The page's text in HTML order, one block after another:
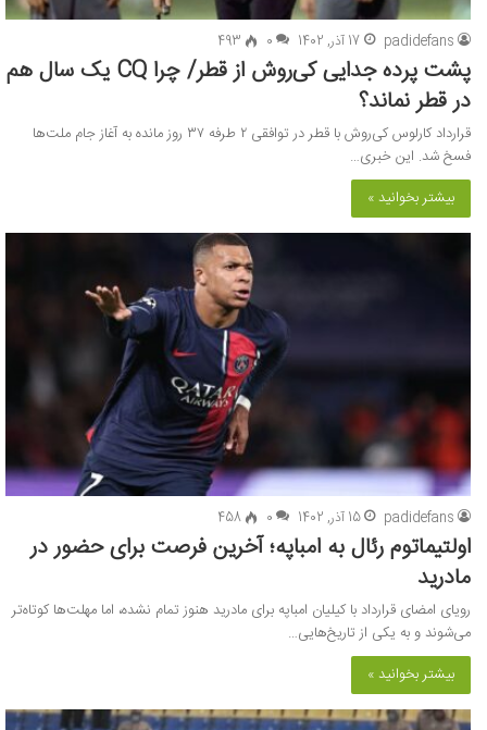
padidefans 17 آذر, 1402 0
493
پشت پرده جدایی کی‌روش از قطر/ چرا CQ یک سال هم
در قطر نماند؟
قرارداد کارلوس کی‌روش با قطر در توافقی ۲ طرفه ۳۷ روز مانده به آغاز جام ملت‌ها
فسخ شد. این خبری…
بیشتر بخوانید »
padidefans 15 آذر, 1402 0
458
اولتیماتوم رئال به امباپه؛ آخرین فرصت برای حضور در
مادرید
رویای امضای قرارداد با کیلیان امباپه برای مادرید هنوز تمام نشده، اما مهلت‌ها کوتاه‌تر
می‌شوند و به یکی از تاریخ‌هایی…
بیشتر بخوانید »